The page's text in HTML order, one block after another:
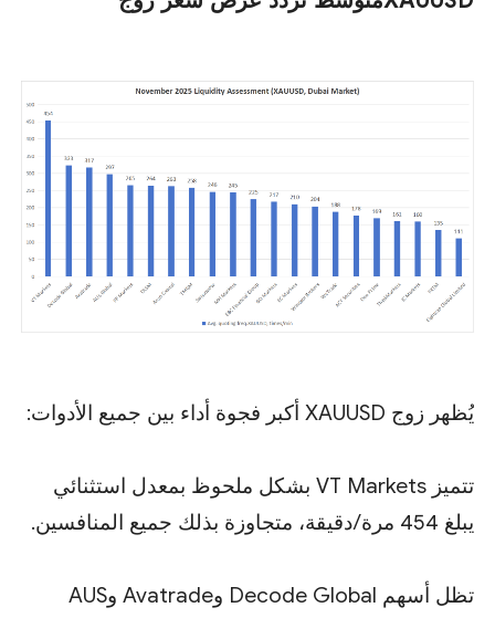
يُظهر زوج XAUUSD أكبر فجوة أداء بين جميع الأدوات:
تتميز VT Markets بشكل ملحوظ بمعدل استثنائي
يبلغ 454 مرة/دقيقة، متجاوزة بذلك جميع المنافسين.
تظل أسهم Decode Global وAvatrade وAUS